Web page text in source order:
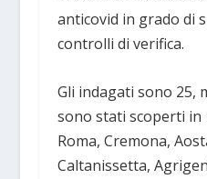
anticovid in grado di
controlli di verifica.
Gli indagati sono 25,
sono stati scoperti in
Roma, Cremona,
Caltanissetta,